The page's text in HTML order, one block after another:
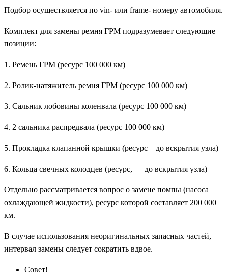
Подбор осуществляется по vin- или frame- номеру автомобиля.
Комплект для замены ремня ГРМ подразумевает следующие
позиции:
1. Ремень ГРМ (ресурс 100 000 км)
2. Ролик-натяжитель ремня ГРМ (ресурс 100 000 км)
3. Сальник лобовины коленвала (ресурс 100 000 км)
4. 2 сальника распредвала (ресурс 100 000 км)
5. Прокладка клапанной крышки (ресурс – до вскрытия узла)
6. Кольца свечных колодцев (ресурс, — до вскрытия узла)
Отдельно рассматривается вопрос о замене помпы (насоса
охлаждающей жидкости), ресурс которой составляет 200 000
км.
В случае использования неоригинальных запасных частей,
интервал замены следует сократить вдвое.
Совет!